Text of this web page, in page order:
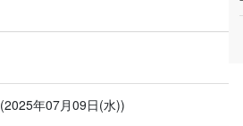
(2025年07月09日(水))